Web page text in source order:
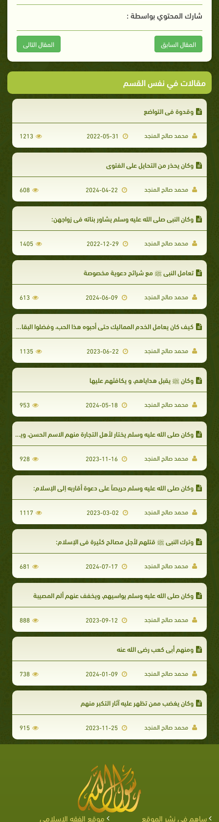
شارك المحتوي بواسطة :
المقال السابق المقال التالى
مقالات في نفس القسم
وقدوة في التواضع
محمد صالح المنجد 1213
وكان يحذر من التحايل على الفتوى
محمد صالح المنجد 608
وكان النبي صلى الله عليه وسلم يشاور بناته في زواجهن:
محمد صالح المنجد 2022-12-29
1405
تعامل النبي ﷺ مع شرائح دعوية مخصوصة
محمد صالح المنجد 2024-06-09
613
كيف كان يعامل الخدم المماليك حتى أحبوه هذا الحب، وفضلوا البقاء معه على أهلهم وعشيرتهم؟
محمد صالح المنجد 1135
وكان ﷺ يقبل هداياهم، و يكافئهم عليها
محمد صالح المنجد 2024-05-18
953
وكان صلى الله عليه وسلم يختار لأهل التجارة منهم الاسم الحسن، ويحثهم على الصدقة
محمد صالح المنجد 2023-11-16
928
وكان صلى الله عليه وسلم حريصاً على دعوة أقاربه إلى الإسلام:
محمد صالح المنجد 1117
وترك النبى ﷺ قتلهم لأجل مصالح كثيرة فى الإسلام:
محمد صالح المنجد 681
وكان صلى الله عليه وسلم يواسيهم، ويخفف عنهم ألم المصيبة
محمد صالح المنجد 888
ومنهم أبي كعب رضي الله عنه
محمد صالح المنجد 2024-01-09
738
وكان يغضب ممن تظهر عليه آثار التكبر منهم
محمد صالح المنجد 2023-11-25
915
ساهم في نشر الموقع موقع الفقه الإسلامي